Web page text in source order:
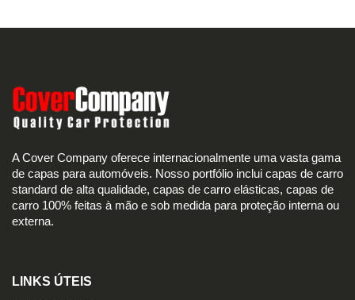
A Cover Company oferece internacionalmente uma vasta gama
de capas para automóveis. Nosso portfólio inclui capas de carro
standard de alta qualidade, capas de carro elásticas, capas de
carro 100% feitas à mão e sob medida para proteção interna ou
externa.
LINKS ÚTEIS